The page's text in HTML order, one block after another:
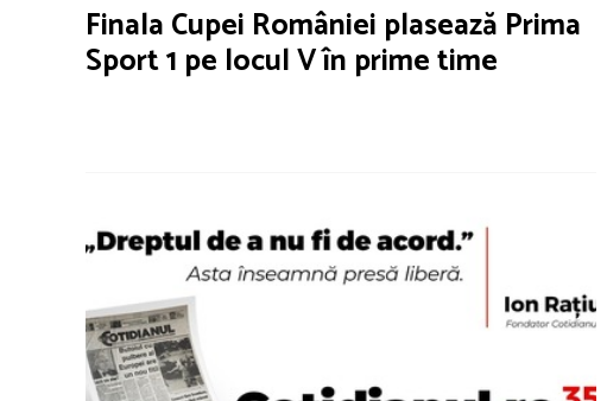
Finala Cupei României plasează Prima
Sport 1 pe locul V în prime time